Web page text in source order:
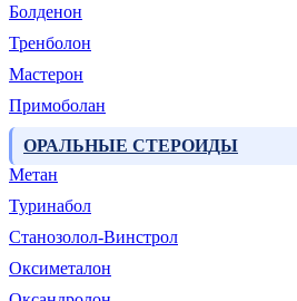
Болденон
Тренболон
Мастерон
Примоболан
ОРАЛЬНЫЕ СТЕРОИДЫ
Метан
Туринабол
Станозолол-Винстрол
Оксиметалон